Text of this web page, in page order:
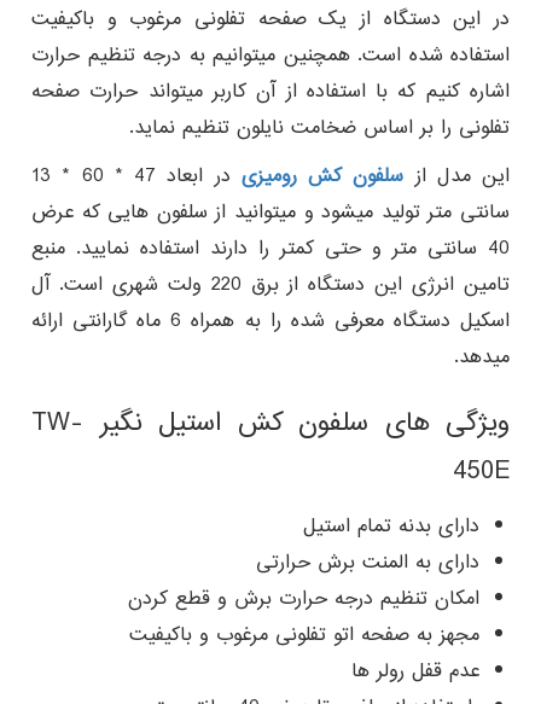
در این دستگاه از یک صفحه تفلونی مرغوب و باکیفیت
استفاده شده است. همچنین میتوانیم به درجه تنظیم حرارت
اشاره کنیم که با استفاده از آن کاربر میتواند حرارت صفحه
تفلونی را بر اساس ضخامت نایلون تنظیم نماید.
این مدل از سلفون کش رومیزی
در ابعاد 47 * 60 * 13
سانتی متر تولید میشود و میتوانید از سلفون هایی که عرض
40 سانتی متر و حتی کمتر را دارند استفاده نمایید. منبع
تامین انرژی این دستگاه از برق 220 ولت شهری است. آل
اسکیل دستگاه معرفی شده را به همراه 6 ماه گارانتی ارائه
میدهد.
ویژگی های سلفون کش استیل نگیر TW-
450E
دارای بدنه تمام استیل
دارای به المنت برش حرارتی
امکان تنظیم درجه حرارت برش و قطع کردن
مجهز به صفحه اتو تفلونی مرغوب و باکیفیت
عدم قفل رولر ها